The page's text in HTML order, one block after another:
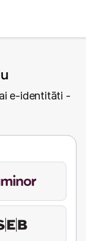
e-identitāti -